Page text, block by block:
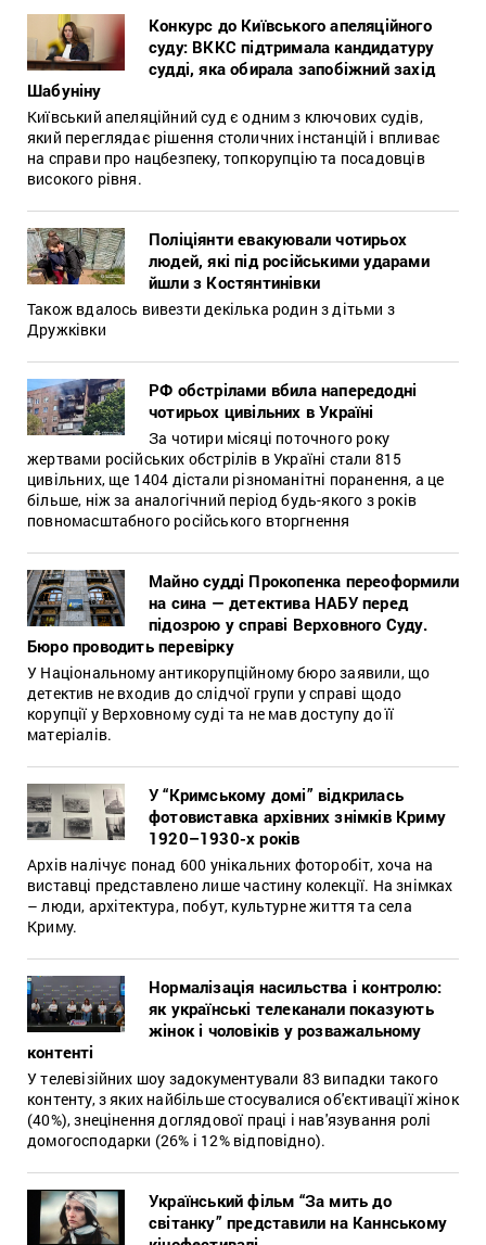
Конкурс до Київського апеляційного
суду: ВККС підтримала кандидатуру
судді, яка обирала запобіжний захід
Шабуніну
Київський апеляційний суд є одним з ключових судів,
який переглядає рішення столичних інстанцій і впливає
на справи про нацбезпеку, топкорупцію та посадовців
високого рівня.
Поліціянти евакуювали чотирьох
людей, які під російськими ударами
йшли з Костянтинівки
Також вдалось вивезти декілька родин з дітьми з
Дружківки
РФ обстрілами вбила напередодні
чотирьох цивільних в Україні
За чотири місяці поточного року
жертвами російських обстрілів в Україні стали 815
цивільних, ще 1404 дістали різноманітні поранення, а це
більше, ніж за аналогічний період будь-якого з років
повномасштабного російського вторгнення
Майно судді Прокопенка переоформили
на сина — детектива НАБУ перед
підозрою у справі Верховного Суду.
Бюро проводить перевірку
У Національному антикорупційному бюро заявили, що
детектив не входив до слідчої групи у справі щодо
корупції у Верховному суді та не мав доступу до її
матеріалів.
У “Кримському домі” відкрилась
фотовиставка архівних знімків Криму
1920–1930-х років
Архів налічує понад 600 унікальних фоторобіт, хоча на
виставці представлено лише частину колекції. На знімках
– люди, архітектура, побут, культурне життя та села
Криму.
Нормалізація насильства і контролю:
як українські телеканали показують
жінок і чоловіків у розважальному
контенті
У телевізійних шоу задокументували 83 випадки такого
контенту, з яких найбільше стосувалися об'єктивації жінок
(40%), знецінення доглядової праці і нав'язування ролі
домогосподарки (26% і 12% відповідно).
Український фільм “За мить до
світанку” представили на Каннському